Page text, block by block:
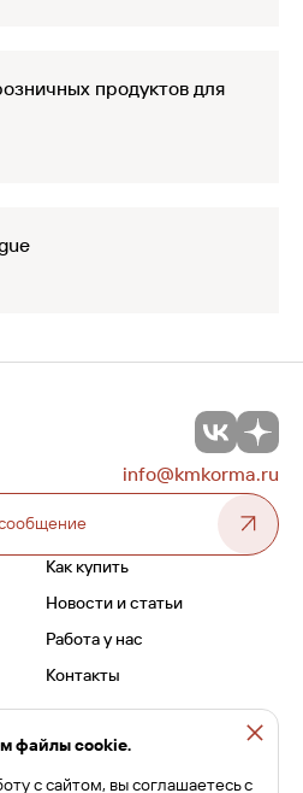
продуктов для
info@kmkorma.ru
Как купить
Новости и статьи
Работа у нас
Контакты
файлы cookie.
с сайтом, вы соглашаетесь с